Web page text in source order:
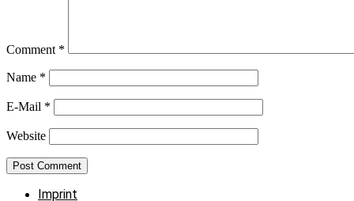
Comment *
Name *
E-Mail *
Website
Imprint